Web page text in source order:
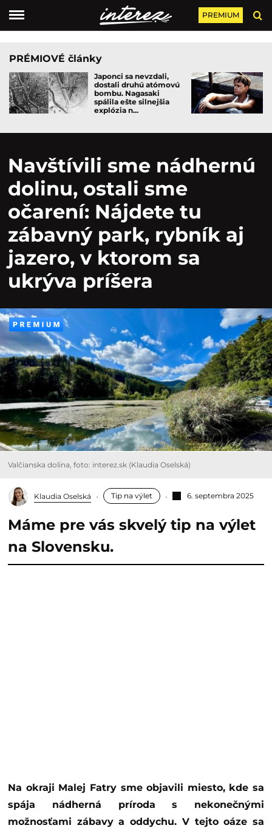
PREMIUM
PRÉMIOVÉ články
Japonci sa nevzdali,
dostali druhú atómovú
bombu. Nagasaki
spálila ešte silnejšia
explózia n...
Navštívili sme nádhernú
dolinu, ostali sme
očarení: Nájdete tu
zábavný park, rybník aj
jazero, v ktorom sa
ukrýva príšera
Valčianska dolina, foto: interez.sk (Klaudia Oselská)
Klaudia Oselská Tip na výlet 6. septembra 2025
Máme pre vás skvelý tip na výlet
na Slovensku.
Na okraji Malej Fatry sme objavili miesto, kde sa
spája nádherná príroda s nekonečnými
možnosťami zábavy a oddychu. V tejto oáze sa